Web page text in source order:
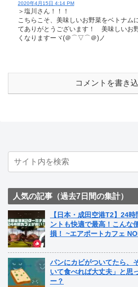
2020年4月15日 4:14 PM
＞塩川さん！！！
こちらこそ、美味しいお野菜をベトナム
てありがとうございます！ 美味しいお
くなりますーヾ(＠⌒▽⌒＠)ノ
コメントを書き
人気の記事（過去7日間の集計）
【日本・成田空港T2】24
ントも快適で最高！こんな
損！ ~エアポートカフェ
パンにカビがついてたら、
いて食べれば大丈夫」と思
ー？